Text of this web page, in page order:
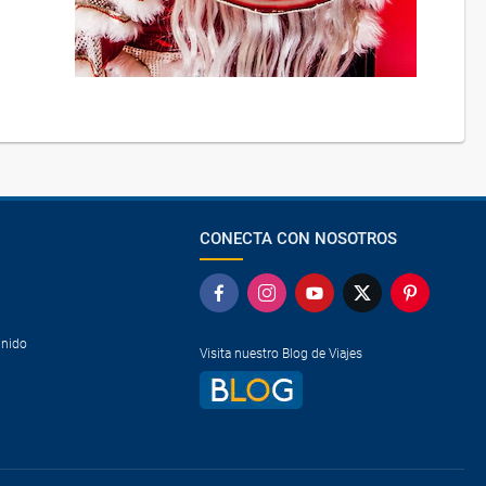
CONECTA CON NOSOTROS
Visita nuestro Blog de Viajes